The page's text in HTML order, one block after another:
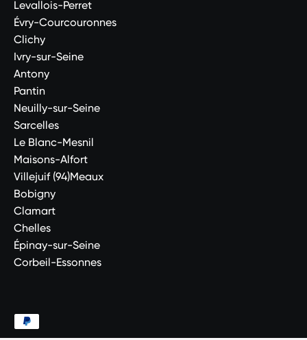
Levallois-Perret
Évry-Courcouronnes
Clichy
Ivry-sur-Seine
Antony
Pantin
Neuilly-sur-Seine
Sarcelles
Le Blanc-Mesnil
Maisons-Alfort
Villejuif (94)Meaux
Bobigny
Clamart
Chelles
Épinay-sur-Seine
Corbeil-Essonnes